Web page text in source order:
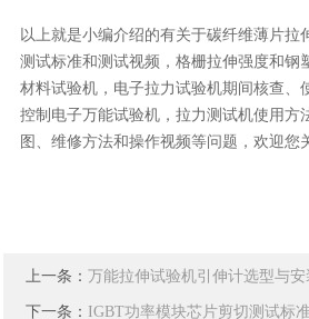
以上就是小编介绍的有关于碳纤维薄片拉
测试标准和测试视频，格栅拉伸强度和
材料试验机，电子拉力试验机期间核查
控制电子万能试验机，拉力测试机使用
图、维修方法和操作视频等问题，欢迎您
上一条： 万能拉伸试验机引伸计选型与安
下一条： IGBT功率模块芯片剪切测试标